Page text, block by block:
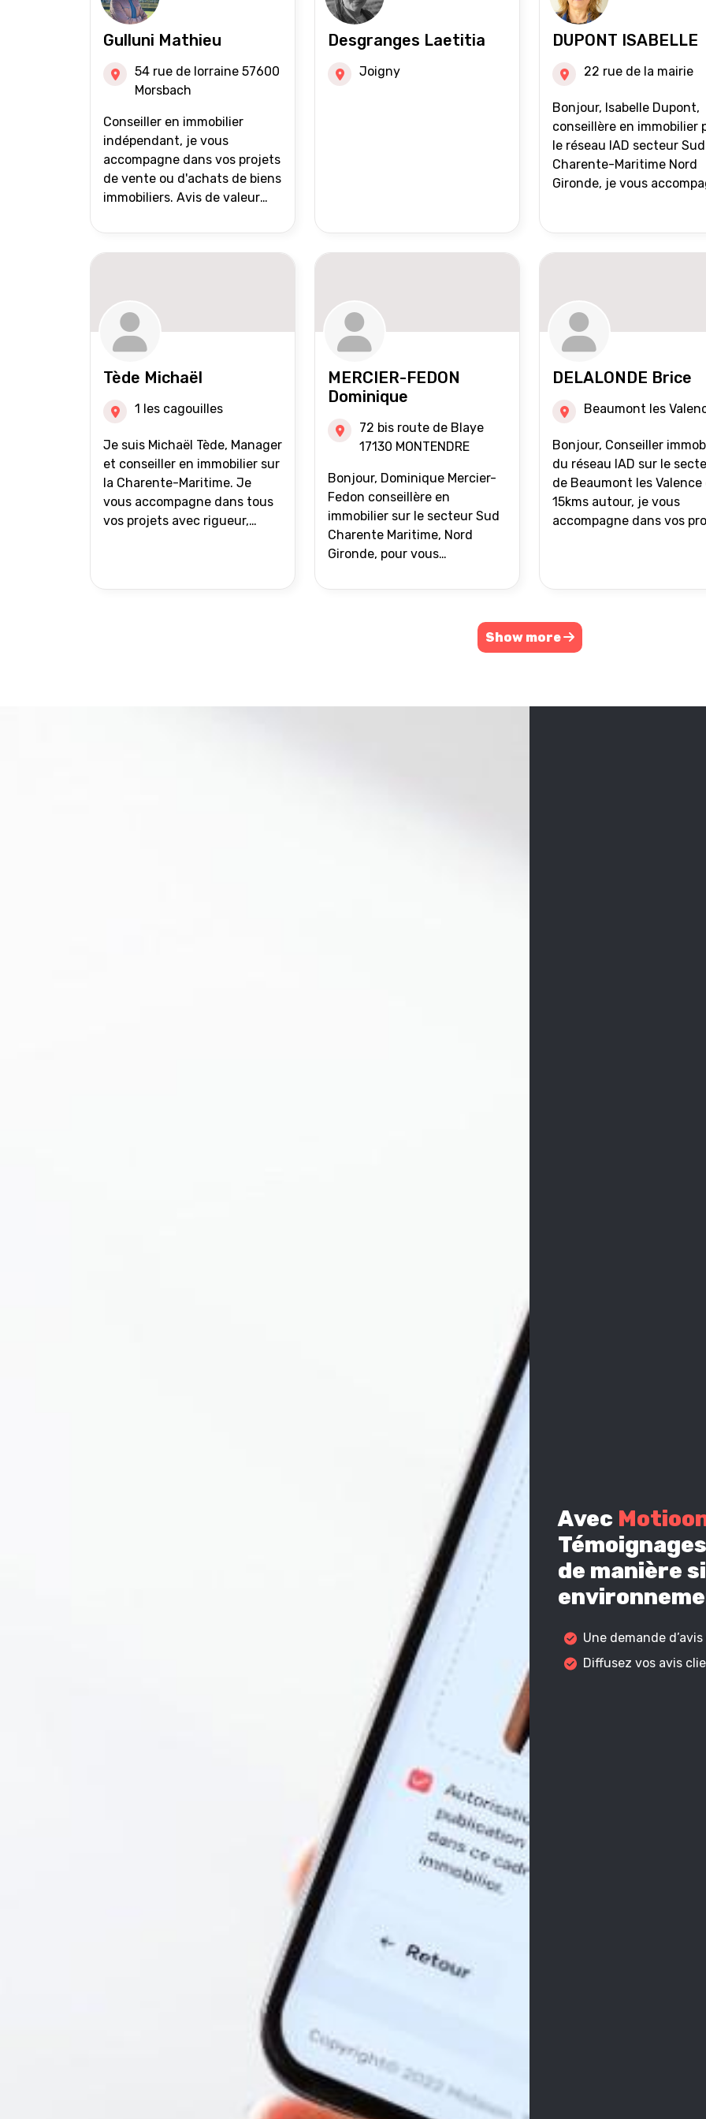
Gulluni Mathieu
54 rue de lorraine 57600
Morsbach
Conseiller en immobilier
indépendant, je vous
accompagne dans vos projets
de vente ou d'achats de biens
immobiliers. Avis de valeur
suivi personnalisés Mise en
avant du bien grâce à des
(niveau national et
international) Validation du
financement des acquéreurs
auprès de partenaires
financiers Portefeuille de
clients acquéreurs travaillé et
Vente en partage grâce au
réseau Iad France et Iad
Deutschland Inter agence
Desgranges Laetitia
Joigny
DUPONT ISABELLE
22 rue de la mairie
Bonjour, Isabelle Dupont,
conseillère en immobilier
le réseau IAD secteur Sud
Charente-Maritime Nord
Gironde, je vous
Tède Michaël
1 les cagouilles
Je suis Michaël Tède, Manager
et conseiller en immobilier sur
la Charente-Maritime. Je
vous accompagne dans tous
vos projets avec rigueur,
MERCIER-FEDON
Dominique
72 bis route de Blaye
17130 MONTENDRE
Bonjour, Dominique Mercier-
Fedon conseillère en
immobilier sur le secteur Sud
Charente Maritime, Nord
Gironde, pour vous
projets immobiliers.
DELALONDE Brice
Beaumont les
Bonjour, Conseiller immobilier
du réseau IAD sur le
de Beaumont les Valence
15kms autour, je vous
accompagne dans vos
Show more
Avec
de manière
Une demande
Diffusez vos avis